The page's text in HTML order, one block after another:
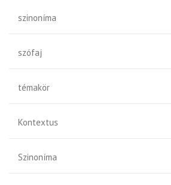
szinoníma
szófaj
témakör
Kontextus
Szinoníma